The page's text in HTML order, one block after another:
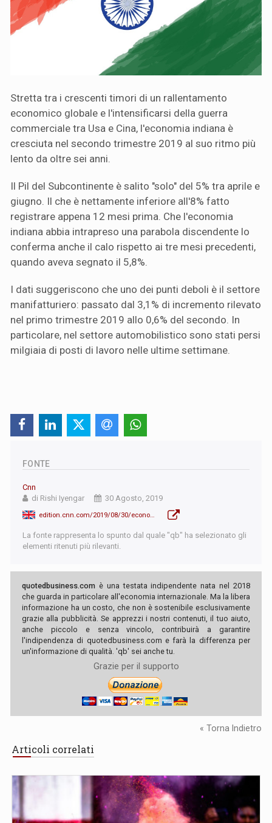
Stretta tra i crescenti timori di un rallentamento
economico globale e l'intensificarsi della guerra
commerciale tra Usa e Cina, l'economia indiana è
cresciuta nel secondo trimestre 2019 al suo ritmo più
lento da oltre sei anni.
Il Pil del Subcontinente è salito "solo" del 5% tra aprile e
giugno. Il che è nettamente inferiore all'8% fatto
registrare appena 12 mesi prima. Che l'economia
indiana abbia intrapreso una parabola discendente lo
conferma anche il calo rispetto ai tre mesi precedenti,
quando aveva segnato il 5,8%.
I dati suggeriscono che uno dei punti deboli è il settore
manifatturiero: passato dal 3,1% di incremento rilevato
nel primo trimestre 2019 allo 0,6% del secondo. In
particolare, nel settore automobilistico sono stati persi
milgiaia di posti di lavoro nelle ultime settimane.
FONTE
Cnn
di Rishi Iyengar
30 Agosto, 2019
La fonte rappresenta lo spunto dal quale "qb" ha selezionato gli
elementi ritenuti più rilevanti.
quotedbusiness.com è una testata indipendente nata nel 2018
che guarda in particolare all'economia internazionale. Ma la libera
informazione ha un costo, che non è sostenibile esclusivamente
grazie alla pubblicità. Se apprezzi i nostri contenuti, il tuo aiuto,
anche piccolo e senza vincolo, contribuirà a garantire
l'indipendenza di quotedbusiness.com e farà la differenza per
un'informazione di qualità. 'qb' sei anche tu.
Grazie per il supporto
« Torna Indietro
Articoli correlati